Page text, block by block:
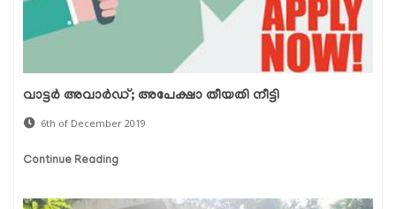
വാട്ടര്‍ അവാര്‍ഡ്; അപേക്ഷാ തീയതി നീട്ടി
6th of December 2019
Continue Reading